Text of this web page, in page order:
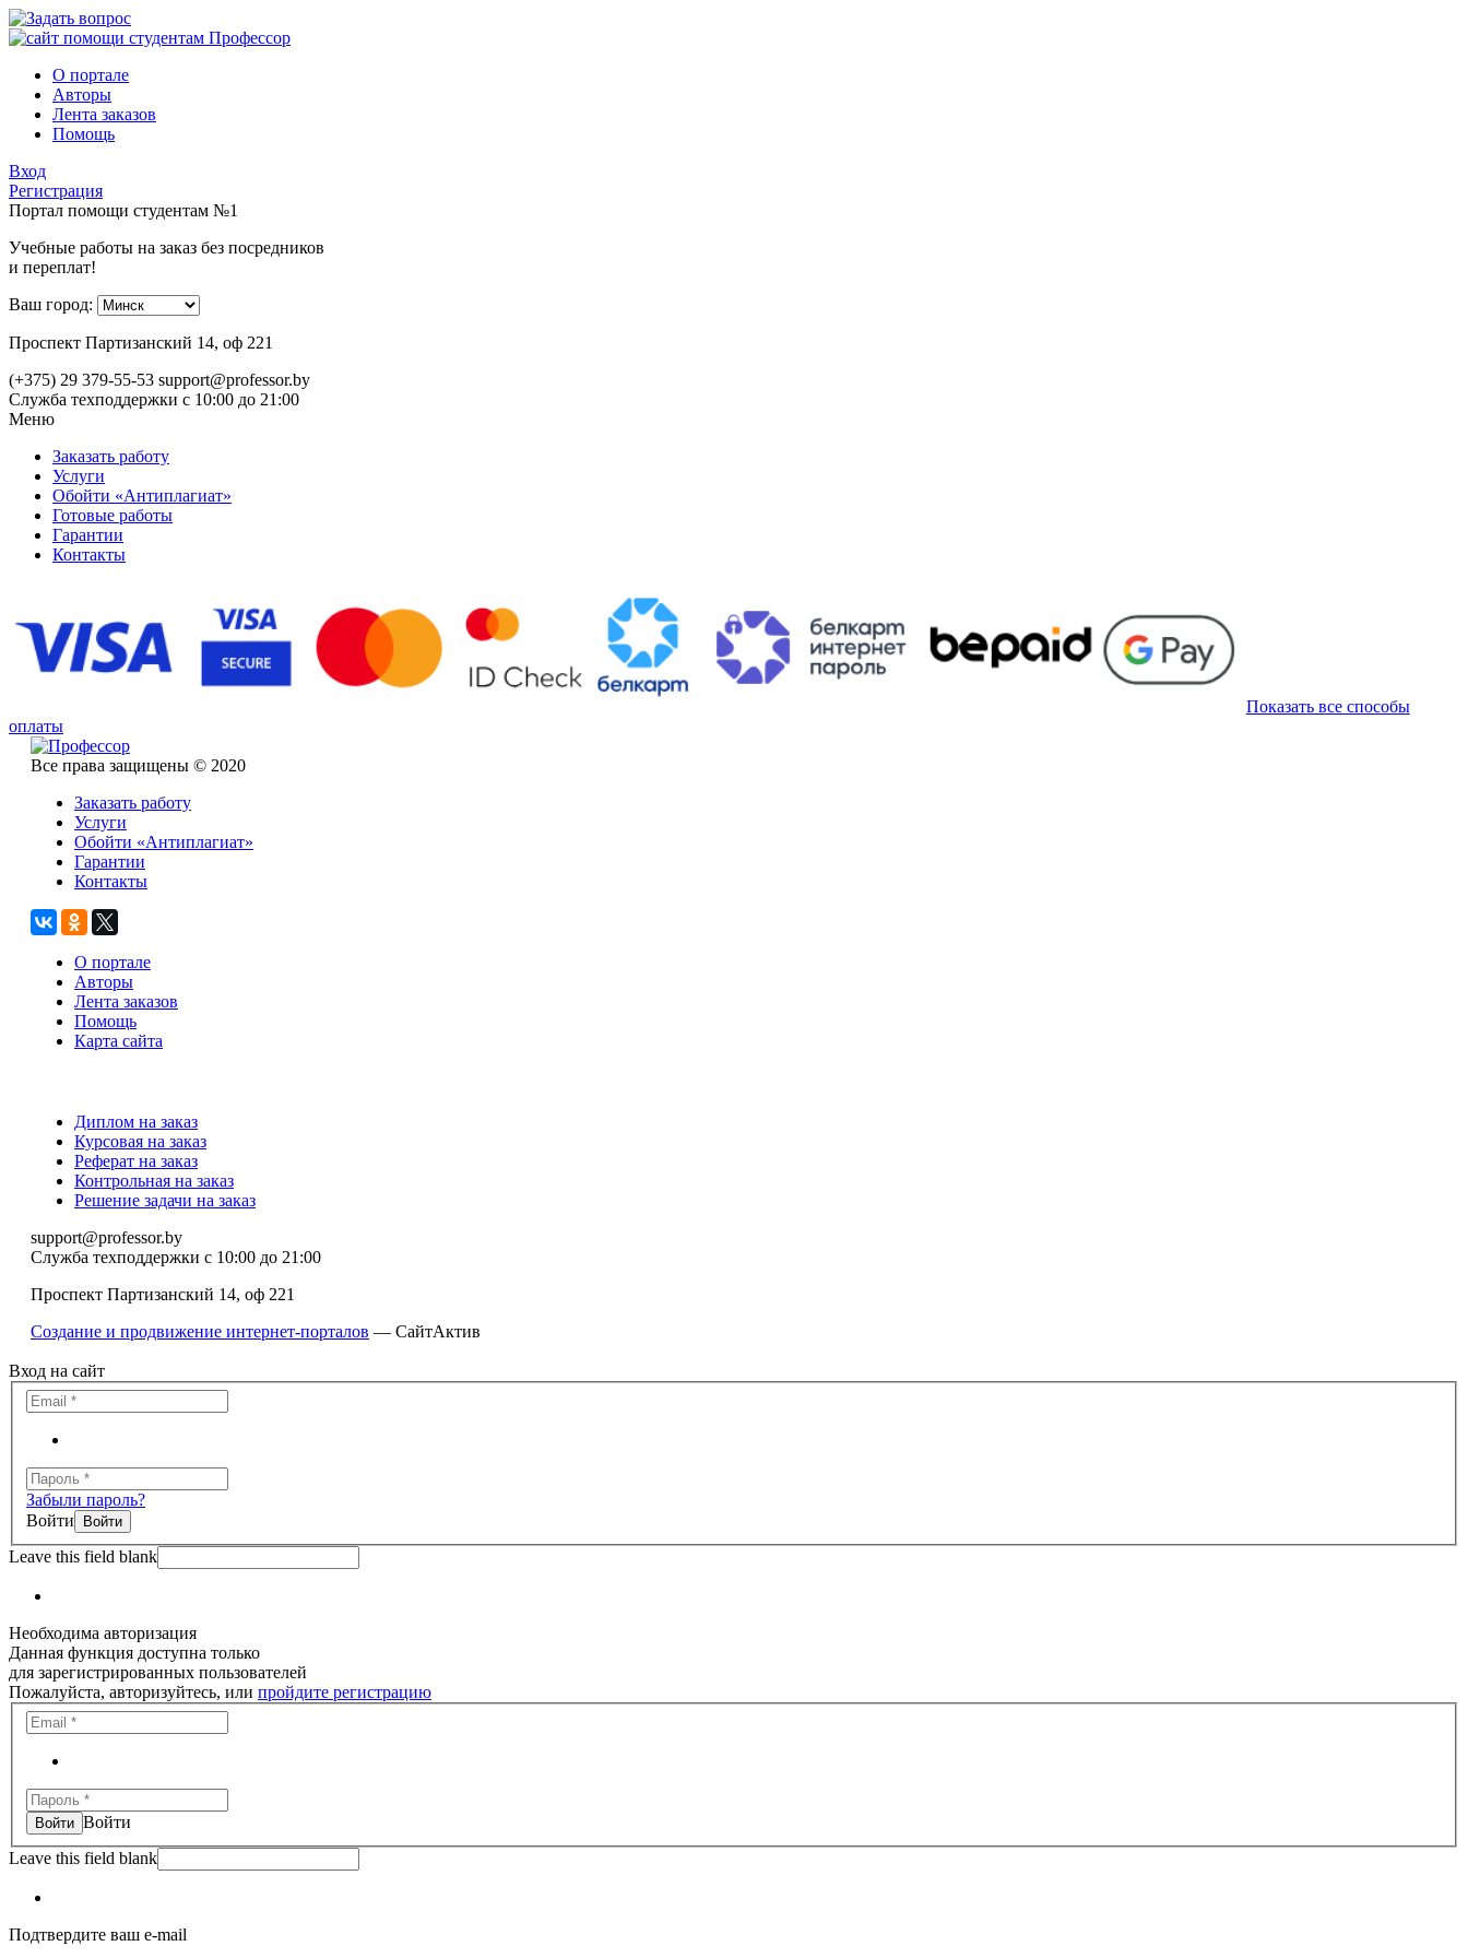
О портале
Авторы
Лента заказов
Помощь
Вход
Регистрация
Портал помощи студентам №1
Учебные работы на заказ без посредников
и переплат!
Ваш город:
Проспект Партизанский 14, оф 221
(+375) 29 379-55-53 support@professor.by
Служба техподдержки с 10:00 до 21:00
Меню
Заказать работу
Услуги
Обойти «Антиплагиат»
Готовые работы
Гарантии
Контакты
Показать все способы
оплаты
Все права защищены © 2020
Заказать работу
Услуги
Обойти «Антиплагиат»
Гарантии
Контакты
О портале
Авторы
Лента заказов
Помощь
Карта сайта
Диплом на заказ
Курсовая на заказ
Реферат на заказ
Контрольная на заказ
Решение задачи на заказ
support@professor.by
Служба техподдержки с 10:00 до 21:00
Проспект Партизанский 14, оф 221
Создание и продвижение интернет-порталов — СайтАктив
Вход на сайт
Забыли пароль?
Войти
Leave this field blank
Необходима авторизация
Данная функция доступна только
для зарегистрированных пользователей
Пожалуйста, авторизуйтесь, или пройдите регистрацию
Войти
Leave this field blank
Подтвердите ваш e-mail